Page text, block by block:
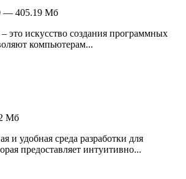
— 405.19 Мб
это искусство создания программных
компьютерам...
Мб
и удобная среда разработки для
предоставляет интуитивно...